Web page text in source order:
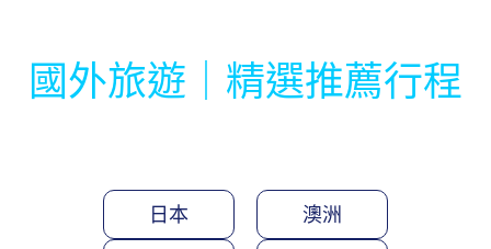
國外旅遊｜精選推薦行程
日本 澳洲